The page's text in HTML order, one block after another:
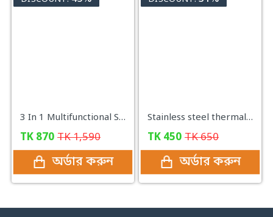
3 In 1 Multifunctional Stainless Steel Basin With Vegetable Cutter with Drain Basket
TK 870 TK1,590
অর্ডার করুন
Stainless steel thermal Mug with LED digital screen
TK 450 TK650
অর্ডার করুন